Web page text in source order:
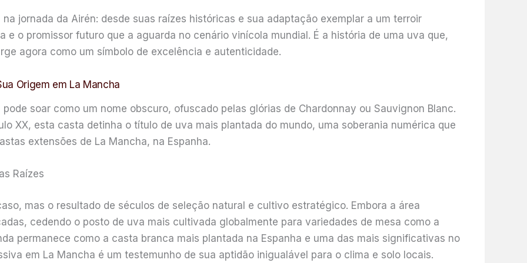
jornada da Airén: desde suas raízes históricas e sua adaptação exemplar a um terroir
e o promissor futuro que a aguarda no cenário vinícola mundial. É a história de uma uva que,
agora como um símbolo de excelência e autenticidade.
Origem em La Mancha
soar como um nome obscuro, ofuscado pelas glórias de Chardonnay ou Sauvignon Blanc.
XX, esta casta detinha o título de uva mais plantada do mundo, uma soberania numérica que
extensões de La Mancha, na Espanha.
Raízes
mas o resultado de séculos de seleção natural e cultivo estratégico. Embora a área
cedendo o posto de uva mais cultivada globalmente para variedades de mesa como a
permanece como a casta branca mais plantada na Espanha e uma das mais significativas no
em La Mancha é um testemunho de sua aptidão inigualável para o clima e solo locais.